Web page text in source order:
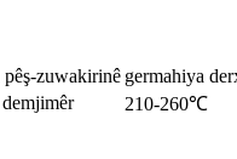
pêş-zuwakirinê germahiya
210-260℃